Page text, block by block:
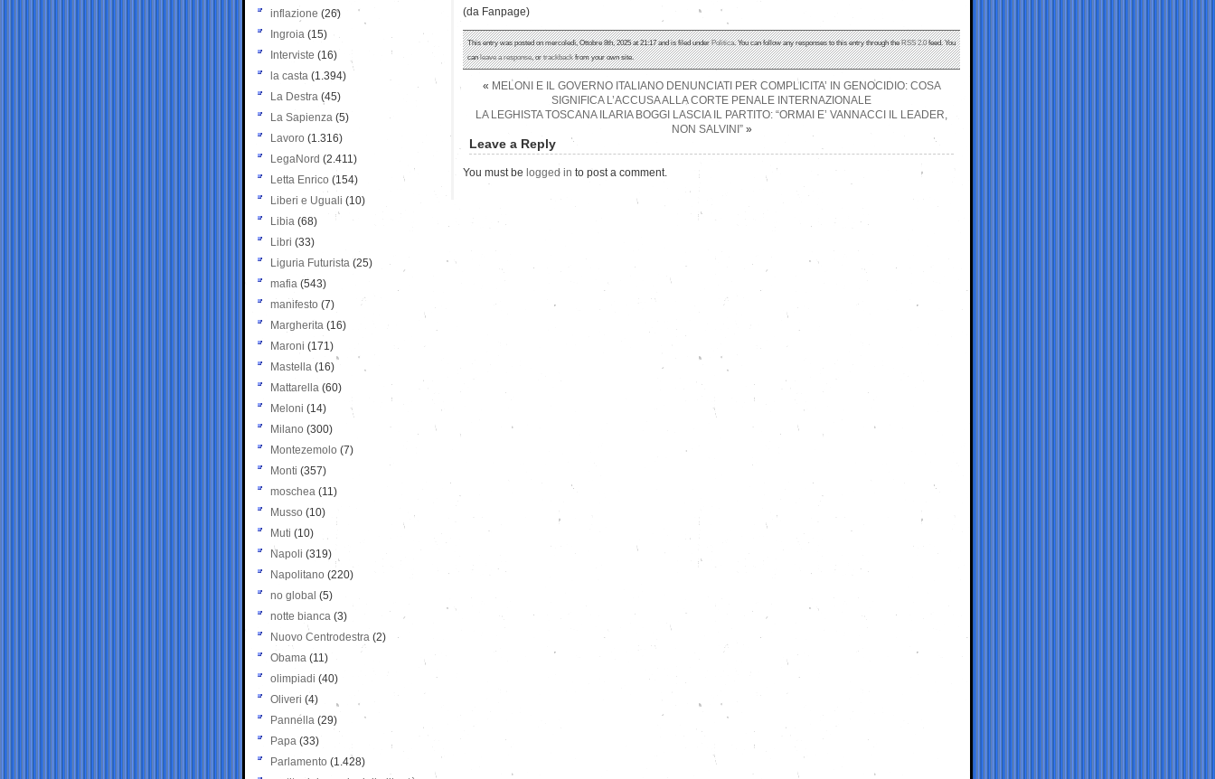
(da Fanpage)
This entry was posted on mercoledì, Ottobre 8th, 2025 at 21:17 and is filed underPolitica. You can follow any responses to this entry through theRSS 2.0feed. You
canleave a response, ortrackbackfrom your own site.
« MELONI E IL GOVERNO ITALIANO DENUNCIATI PER COMPLICITA’ IN GENOCIDIO: COSA
SIGNIFICA L’ACCUSA ALLA CORTE PENALE INTERNAZIONALE
LA LEGHISTA TOSCANA ILARIA BOGGI LASCIA IL PARTITO: “ORMAI E’ VANNACCI IL LEADER,
NON SALVINI”»
Leave a Reply
You must be logged in to post a comment.
inflazione (26)
Ingroia (15)
Interviste (16)
la casta (1.394)
La Destra (45)
La Sapienza (5)
Lavoro (1.316)
LegaNord (2.411)
Letta Enrico (154)
Liberi e Uguali (10)
Libia (68)
Libri (33)
Liguria Futurista (25)
mafia (543)
manifesto (7)
Margherita (16)
Maroni (171)
Mastella (16)
Mattarella (60)
Meloni (14)
Milano (300)
Montezemolo (7)
Monti (357)
moschea (11)
Musso (10)
Muti (10)
Napoli (319)
Napolitano (220)
no global (5)
notte bianca (3)
Nuovo Centrodestra (2)
Obama (11)
olimpiadi (40)
Oliveri (4)
Pannella (29)
Papa (33)
Parlamento (1.428)